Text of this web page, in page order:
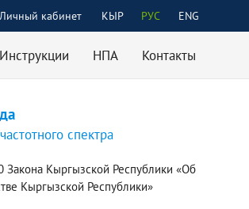
КЫР РУС ENG
Личный кабинет
Инструкции НПА Контакты
спектра
Закона Кыргызской Республики «Об
Кыргызской Республики»